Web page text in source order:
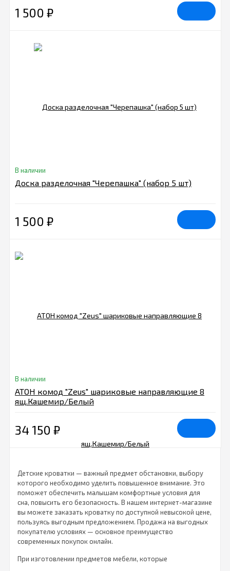
1 500 ₽
В наличии
Доска разделочная "Черепашка" (набор 5 шт)
1 500 ₽
В наличии
АТОН комод "Zeus" шариковые направляющие 8
ящ.Кашемир/Белый
34 150 ₽
Детские кроватки — важный предмет обстановки, выбору
которого необходимо уделить повышенное внимание. Это
поможет обеспечить малышам комфортные условия для
сна, повысить его безопасность. В нашем интернет-магазине
вы можете заказать кроватку по доступной невысокой цене,
пользуясь выгодным предложением. Продажа на выгодных
покупателю условиях — основное преимущество
современных покупок онлайн.
При изготовлении предметов мебели, которые